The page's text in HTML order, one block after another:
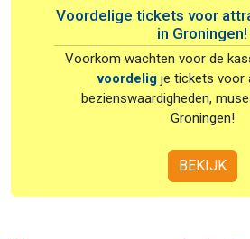
Voordelige tickets voor
in Groningen!
Voorkom wachten voor de
voordeligje tickets voor
bezienswaardigheden,
Groningen!
BEKIJK